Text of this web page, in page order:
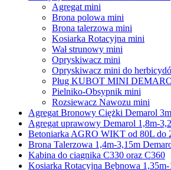
Agregat mini
Brona polowa mini
Brona talerzowa mini
Kosiarka Rotacyjna mini
Wał strunowy mini
Opryskiwacz mini
Opryskiwacz mini do
Pług KUBOT MINI
Pielniko-Obsypnik mini
Rozsiewacz Nawozu mini
Agregat Bronowy Ciężki Demarol
Agregat uprawowy Demarol 1,8m-
Betoniarka AGRO WIKT od 80L do
Brona Talerzowa 1,4m-3,15m
Kabina do ciągnika C330 oraz C360
Kosiarka Rotacyjna Bębnowa